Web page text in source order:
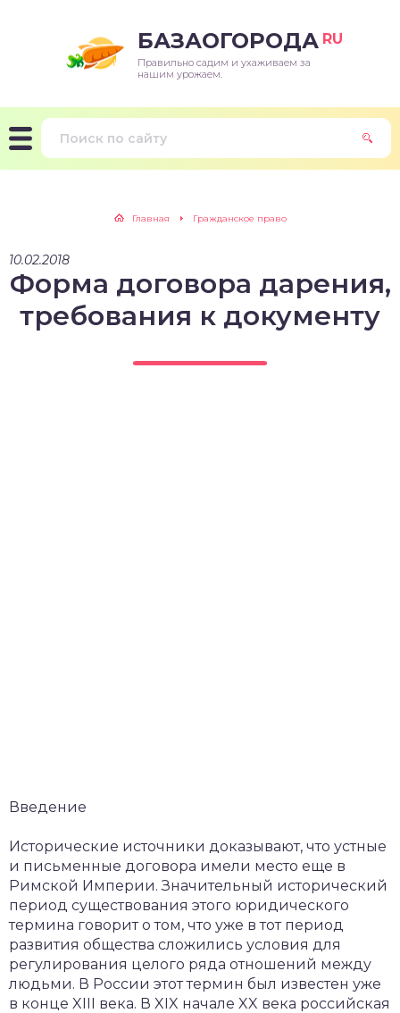
БАЗАОГОРОДА RU
Правильно садим и ухаживаем за
нашим урожаем.
Главная Гражданское право
10.02.2018
Форма договора дарения,
требования к документу
Введение
Исторические источники доказывают, что устные
и письменные договора имели место еще в
Римской Империи. Значительный исторический
период существования этого юридического
термина говорит о том, что уже в тот период
развития общества сложились условия для
регулирования целого ряда отношений между
людьми. В России этот термин был известен уже
в конце XIII века. В XIX начале XX века российская